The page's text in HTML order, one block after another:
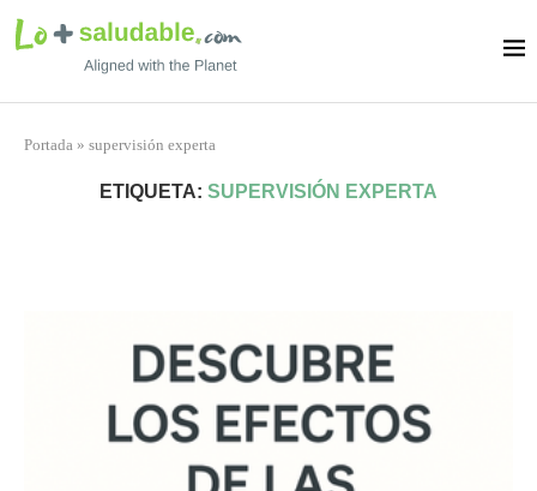
Portada » supervisión experta
ETIQUETA: SUPERVISIÓN EXPERTA